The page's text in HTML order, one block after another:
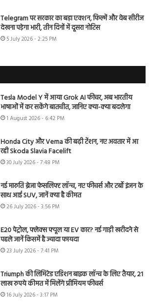
Telegram पर सरकार का बड़ा एक्शन, फिल्में और वेब सीरीज
देखना पड़ेगा भारी, तीन दिनों में दूसरा नोटिस
5 July 2026 - 2:25 PM
Tesla Model Y में आया Grok AI फीचर, अब भारतीय
भाषाओं में कर सकेंगे बातचीत, जानिए क्या-क्या बदलेगा
1 August 2026 - 6:42 PM
Honda City और Verna की बढ़ी टेंशन, नए अवतार में आ
रही Skoda Slavia Facelift
30 July 2026 - 7:48 PM
नई मारुति ब्रेजा फेसलिफ्ट लॉन्च, नए फीचर्स और टर्बो इंजन के
साथ आई SUV, जानें क्या है कीमत
26 July 2026 - 3:56 PM
E20 पेट्रोल, फ्लेक्स फ्यूल या EV कार? नई गाड़ी खरीदने से
पहले जानें किसमें है ज्यादा फायदा
23 July 2026 - 7:41 PM
Triumph की लिमिटेड एडिशन बाइक लॉन्च के लिए तैयार, 21
लाख रुपये कीमत में मिलेंगे प्रीमियम फीचर्स
16 July 2026 - 3:17 PM